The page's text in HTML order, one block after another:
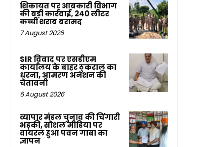
शिकायत पर आबकारी विभाग
की बड़ी कार्रवाई, 240 लीटर
कच्ची शराब बरामद
7 August 2026
SIR विवाद पर एसडीएम
कार्यालय के बाहर ठुकराल का
धरना, आमरण अनशन की
चेतावनी
6 August 2026
व्यापार मंडल चुनाव की चिंगारी
भड़की, सोशल मीडिया पर
वायरल हुआ पवन गाबा का
ज्ञापन